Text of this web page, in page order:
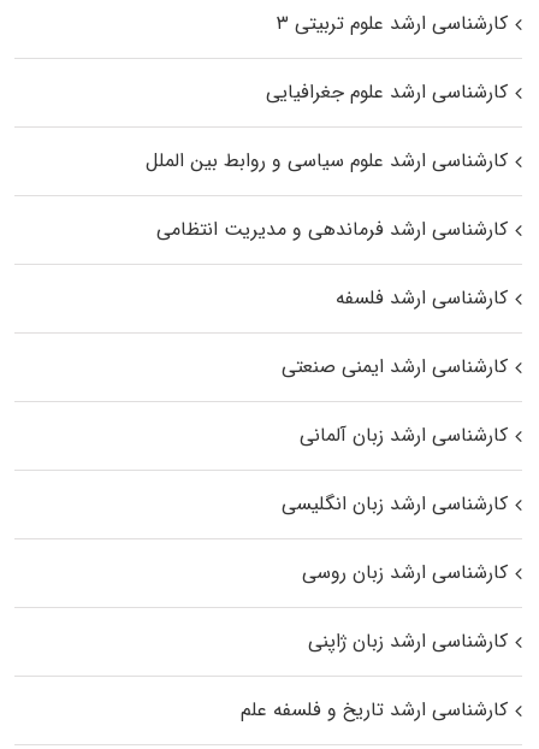
کارشناسی ارشد علوم تربیتی ۳
کارشناسی ارشد علوم جغرافیایی
کارشناسی ارشد علوم سیاسی و روابط بین الملل
کارشناسی ارشد فرماندهی و مدیریت انتظامی
کارشناسی ارشد فلسفه
کارشناسی ارشد ایمنی صنعتی
کارشناسی ارشد زبان آلمانی
کارشناسی ارشد زبان انگلیسی
کارشناسی ارشد زبان روسی
کارشناسی ارشد زبان ژاپنی
کارشناسی ارشد تاریخ و فلسفه علم